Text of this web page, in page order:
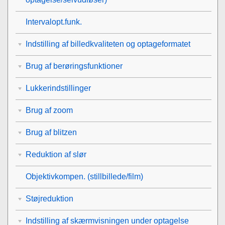
Intervalopt.funk.
Indstilling af billedkvaliteten og optageformatet
Brug af berøringsfunktioner
Lukkerindstillinger
Brug af zoom
Brug af blitzen
Reduktion af slør
Objektivkompen. (stillbillede/film)
Støjreduktion
Indstilling af skærmvisningen under optagelse